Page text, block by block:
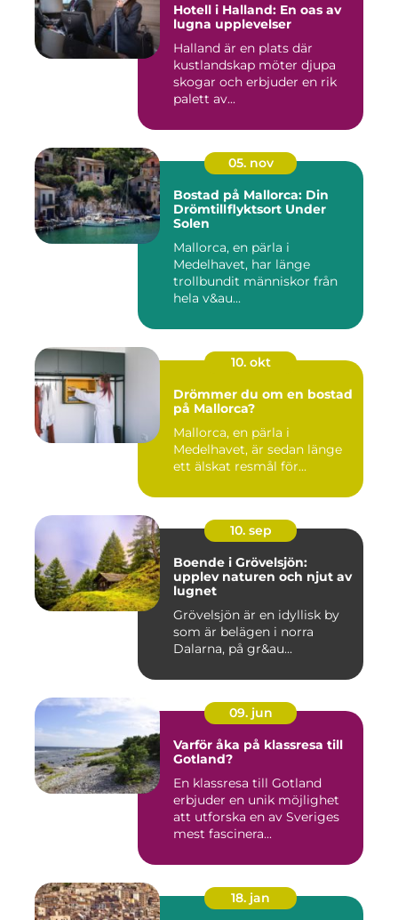
Hotell i Halland: En oas av
lugna upplevelser
Halland är en plats där
kustlandskap möter djupa
skogar och erbjuder en rik
palett av...
05. nov
Bostad på Mallorca: Din
Drömtillflyktsort Under
Solen
Mallorca, en pärla i
Medelhavet, har länge
trollbundit människor från
hela v&au...
10. okt
Drömmer du om en bostad
på Mallorca?
Mallorca, en pärla i
Medelhavet, är sedan länge
ett älskat resmål för...
10. sep
Boende i Grövelsjön:
upplev naturen och njut av
lugnet
Grövelsjön är en idyllisk by
som är belägen i norra
Dalarna, på gr&au...
09. jun
Varför åka på klassresa till
Gotland?
En klassresa till Gotland
erbjuder en unik möjlighet
att utforska en av Sveriges
mest fascinera...
18. jan